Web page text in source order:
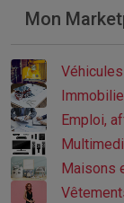
Mon
Emploi,
Maisons